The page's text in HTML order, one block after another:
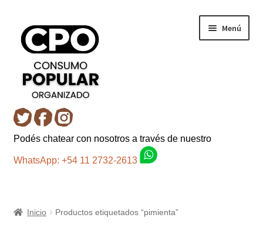
navegación
contenido
Menú
Inicio
Carro
Fondo AC
Podés chatear con nosotros a través de nuestro
WhatsApp: +54 11 2732-2613
Inicio Productos etiquetados “pimienta”